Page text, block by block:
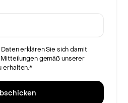
erklären Sie sich damit
gemäß unserer
erhalten.*